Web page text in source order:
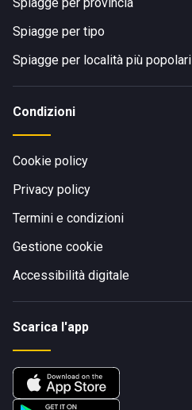
Spiagge per tipo
Spiagge per località più popolari
Condizioni
Cookie policy
Privacy policy
Termini e condizioni
Gestione cookie
Accessibilità digitale
Scarica l'app